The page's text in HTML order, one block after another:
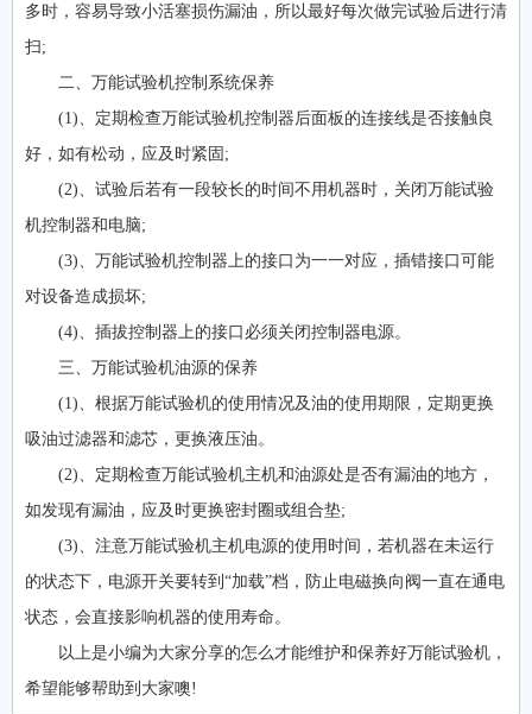
多时，容易导致小活塞损伤漏油，所以最好每次做完试验后进行清
扫;
二、万能试验机控制系统保养
(1)、定期检查万能试验机控制器后面板的连接线是否接触良
好，如有松动，应及时紧固;
(2)、试验后若有一段较长的时间不用机器时，关闭万能试验
机控制器和电脑;
(3)、万能试验机控制器上的接口为一一对应，插错接口可能
对设备造成损坏;
(4)、插拔控制器上的接口必须关闭控制器电源。
三、万能试验机油源的保养
(1)、根据万能试验机的使用情况及油的使用期限，定期更换
吸油过滤器和滤芯，更换液压油。
(2)、定期检查万能试验机主机和油源处是否有漏油的地方，
如发现有漏油，应及时更换密封圈或组合垫;
(3)、注意万能试验机主机电源的使用时间，若机器在未运行
的状态下，电源开关要转到“加载”档，防止电磁换向阀一直在通电
状态，会直接影响机器的使用寿命。
以上是小编为大家分享的怎么才能维护和保养好万能试验机，
希望能够帮助到大家噢!